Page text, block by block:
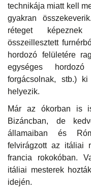
technikája miatt kell
gyakran
réteget
összeillesztett
hordozó felületére
egységes
forgácsolnak, stb.)
helyezik.
Már az ókorban is
Bizáncban, de
államaiban és
felvirágzott az itáliai
francia rokokóban.
itáliai mesterek
idején.